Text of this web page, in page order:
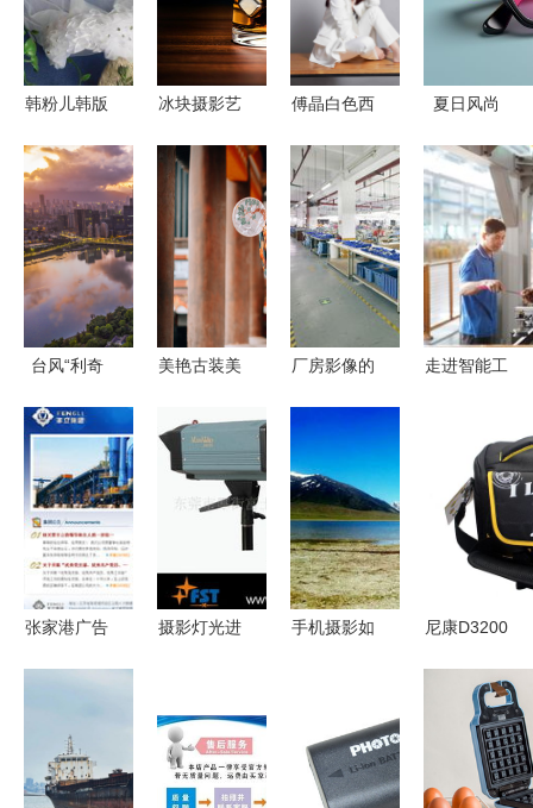
大赛征稿启
动
韩粉儿韩版
点亮每个女
孩的梦幻童
年
冰块摄影艺
业摄影师的
心得分享
傅晶白色西
身“霸道女
总裁”气场
十足以简约
塑传奇
夏日风尚
镜的实用摄
影构图技巧
与审美提升
台风“利奇
后 福州朝
霞奇观与专
业摄影摄像
服务的重要
意义
美艳古装美
典唯美与现
代摄影的极
致融合
厂房影像的
东莞制衣车
间拍摄纪实
走进智能工
造之美——
新明珠摄影
大赛圆满举
行
张家港广告
赋能企业品
牌形象
摄影灯光进
品看科技玩
家的室内棚
手机摄影如
到美学的全
面指南
尼康D3200
秘高品质单
肩摄影包的
设计哲学与